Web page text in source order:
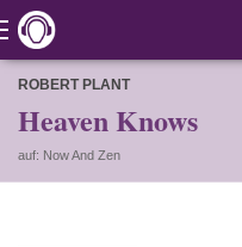
ROBERT PLANT
Heaven Knows
auf: Now And Zen